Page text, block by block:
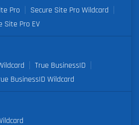
Pro
Secure Site Pro Wildcard
Site Pro EV
True BusinessID
BusinessID Wildcard